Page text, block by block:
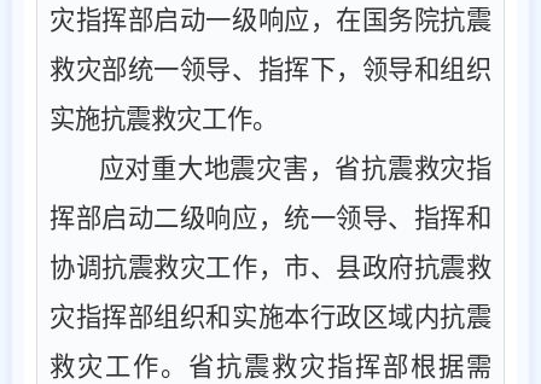
灾指挥部启动一级响应 ， 在国务 院抗震
救灾部统一领导、指挥下，领导和组织
实施抗震救灾工作。
应对重大地震灾害， 省抗震救灾指
挥部启动二级响应 ，统一领导、指挥和
协调抗震救灾工作，市、县政府抗震救
灾指挥部组织和实施本行政区域内抗震
救灾工作。省抗震救灾指挥部根据需